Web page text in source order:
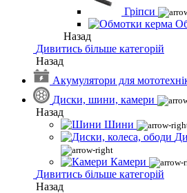
Гріпси
Назад
Дивитись більше категорій
Назад
Акумулятори для
Диски, шини, камери
Назад
Шини
Камери
Дивитись більше категорій
Назад